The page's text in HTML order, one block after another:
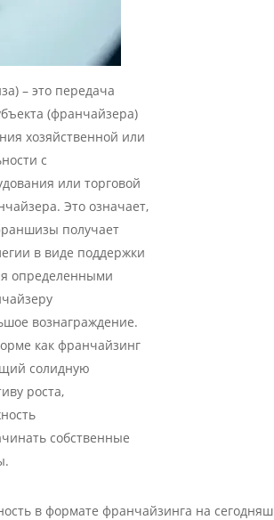
– это передача
(франчайзера)
хозяйственной или
с
или торговой
Это означает,
получает
в виде поддержки
определенными
вознаграждение.
как франчайзинг
солидную
роста,
собственные
в формате франчайзинга на